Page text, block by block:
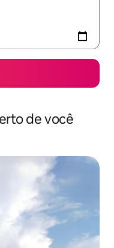
de você